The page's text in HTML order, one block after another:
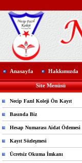
Anasayfa Hakkımızda
Site Menüsü
Necip Fazıl Koleji Ön Kayıt
Basında Biz
Hesap Numarası Aidat Ödemesi
Kayıt Sözleşmesi
Ücretsiz Okuma İmkanı